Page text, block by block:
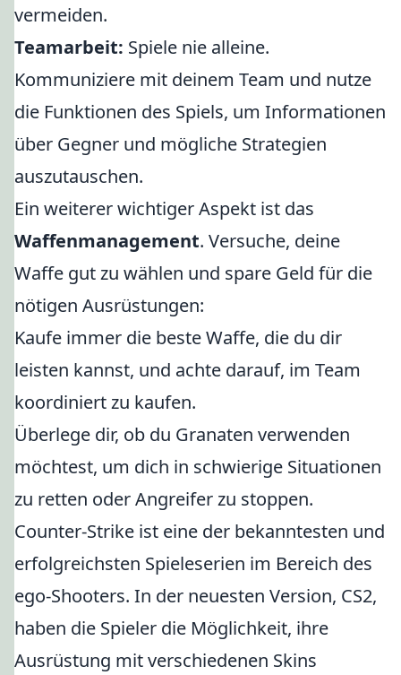
vermeiden.
Teamarbeit: Spiele nie alleine.
Kommuniziere mit deinem Team und nutze
die Funktionen des Spiels, um Informationen
über Gegner und mögliche Strategien
auszutauschen.
Ein weiterer wichtiger Aspekt ist das
Waffenmanagement. Versuche, deine
Waffe gut zu wählen und spare Geld für die
nötigen Ausrüstungen:
Kaufe immer die beste Waffe, die du dir
leisten kannst, und achte darauf, im Team
koordiniert zu kaufen.
Überlege dir, ob du Granaten verwenden
möchtest, um dich in schwierige Situationen
zu retten oder Angreifer zu stoppen.
Counter-Strike ist eine der bekanntesten und
erfolgreichsten Spieleserien im Bereich des
ego-Shooters. In der neuesten Version, CS2,
haben die Spieler die Möglichkeit, ihre
Ausrüstung mit verschiedenen Skins